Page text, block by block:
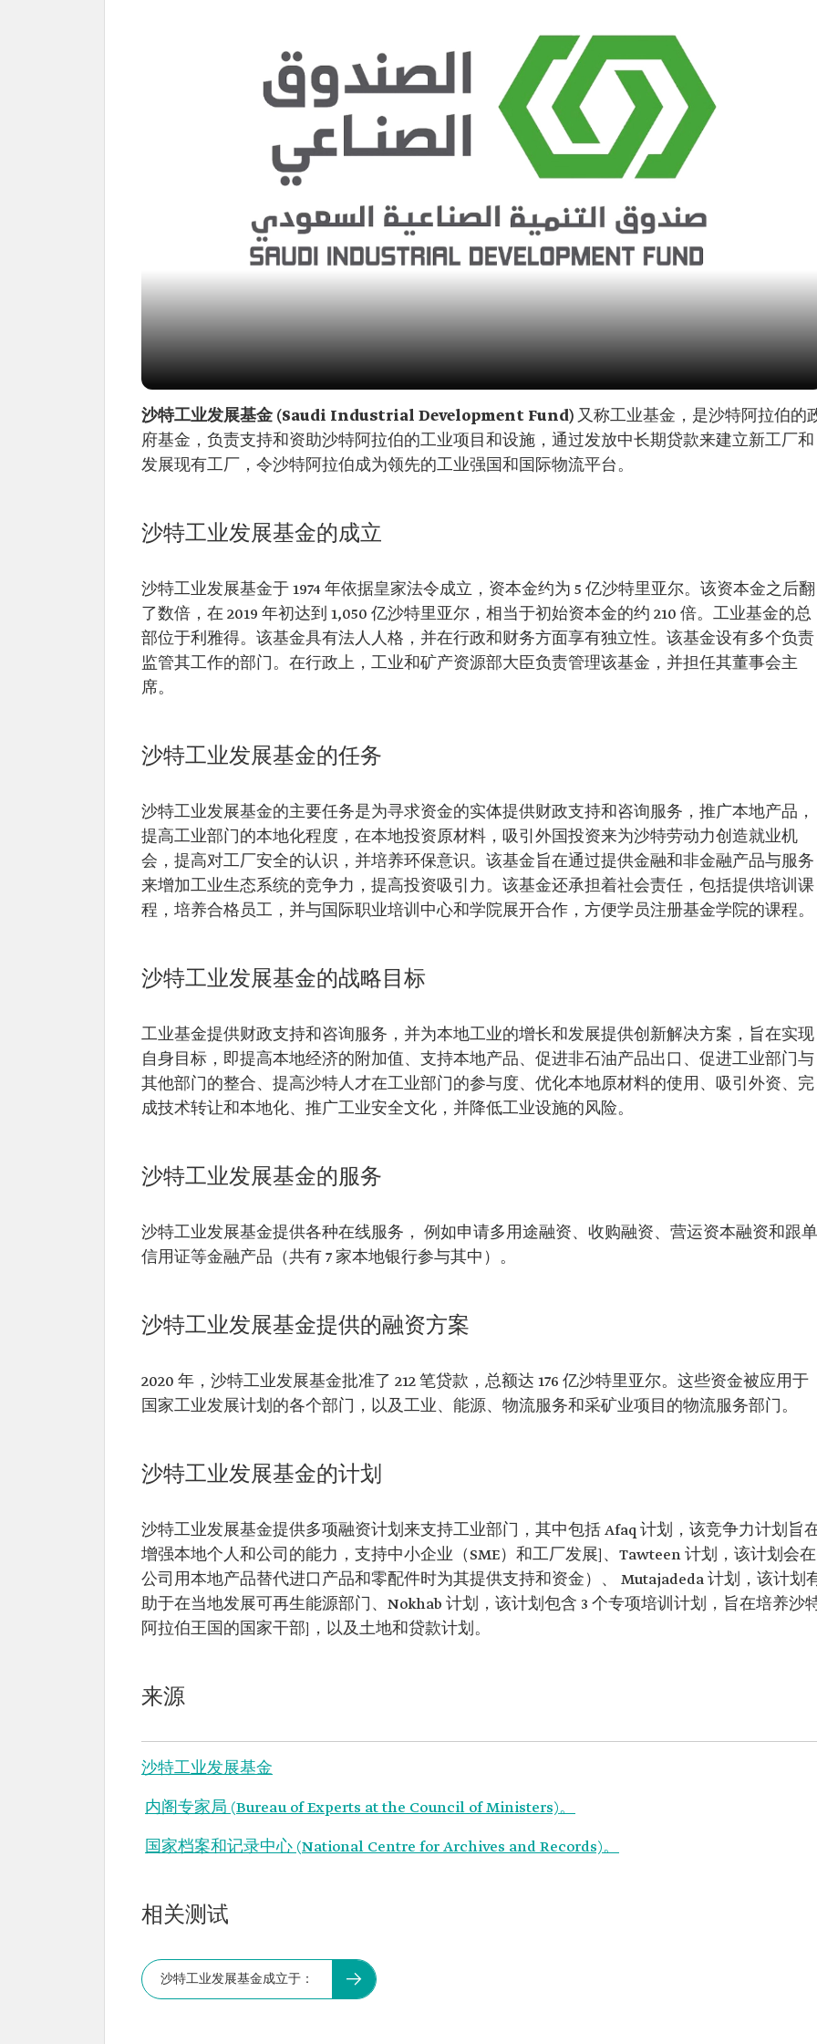
沙特工业发展基金 (Saudi Industrial Development Fund)又称工业基金，是沙特阿拉伯的
府基金，负责支持和资助沙特阿拉伯的工业项目和设施，通过发放中长期贷款来建立新工厂和
发展现有工厂，令沙特阿拉伯成为领先的工业强国和国际物流平台。
沙特工业发展基金的成立
沙特工业发展基金于 1974 年依据皇家法令成立，资本金约为 5 亿沙特里亚尔。该资本金之后翻
了数倍，在 2019 年初达到 1,050 亿沙特里亚尔，相当于初始资本金的约 210 倍。工业基金的总
部位于利雅得。该基金具有法人人格，并在行政和财务方面享有独立性。该基金设有多个负责
监管其工作的部门。在行政上，工业和矿产资源部大臣负责管理该基金，并担任其董事会主
席。
沙特工业发展基金的任务
沙特工业发展基金的主要任务是为寻求资金的实体提供财政支持和咨询服务，推广本地产品，
提高工业部门的本地化程度，在本地投资原材料，吸引外国投资来为沙特劳动力创造就业机
会，提高对工厂安全的认识，并培养环保意识。该基金旨在通过提供金融和非金融产品与服务
来增加工业生态系统的竞争力，提高投资吸引力。该基金还承担着社会责任，包括提供培训课
程，培养合格员工，并与国际职业培训中心和学院展开合作，方便学员注册基金学院的课程。
沙特工业发展基金的战略目标
工业基金提供财政支持和咨询服务，并为本地工业的增长和发展提供创新解决方案，旨在实现
自身目标，即提高本地经济的附加值、支持本地产品、促进非石油产品出口、促进工业部门与
其他部门的整合、提高沙特人才在工业部门的参与度、优化本地原材料的使用、吸引外资、完
成技术转让和本地化、推广工业安全文化，并降低工业设施的风险。
沙特工业发展基金的服务
沙特工业发展基金提供各种在线服务， 例如申请多用途融资、收购融资、营运资本融资和跟单
信用证等金融产品（共有 7 家本地银行参与其中）。
沙特工业发展基金提供的融资方案
2020 年，沙特工业发展基金批准了 212 笔贷款，总额达 176 亿沙特里亚尔。这些资金被应用于
国家工业发展计划的各个部门，以及工业、能源、物流服务和采矿业项目的物流服务部门。
沙特工业发展基金的计划
沙特工业发展基金提供多项融资计划来支持工业部门，其中包括 Afaq 计划，该竞争力计划旨
增强本地个人和公司的能力，支持中小企业（SME）和工厂发展]、Tawteen 计划，该计划会在
公司用本地产品替代进口产品和零配件时为其提供支持和资金）、 Mutajadeda 计划，该计划
助于在当地发展可再生能源部门、Nokhab 计划，该计划包含 3 个专项培训计划，旨在培养沙
阿拉伯王国的国家干部]，以及土地和贷款计划。
来源
沙特工业发展基金
内阁专家局 (Bureau of Experts at the Council of Ministers)。
国家档案和记录中心 (National Centre for Archives and Records)。
相关测试
沙特工业发展基金成立于：